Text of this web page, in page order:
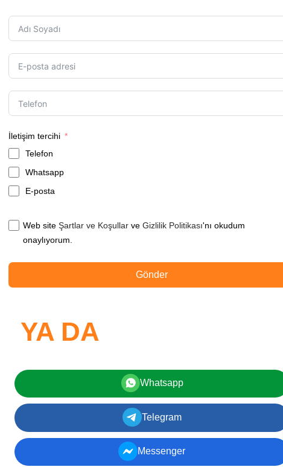
İletişim tercihi
Telefon
Whatsapp
E-posta
Web siteŞartlar ve Koşullar veGizlilik Politikası'nı okudum
onaylıyorum.
Gönder
YA DA
Whatsapp
Telegram
Messenger